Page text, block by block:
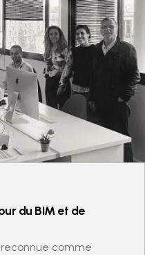
du BIM et de
reconnue comme